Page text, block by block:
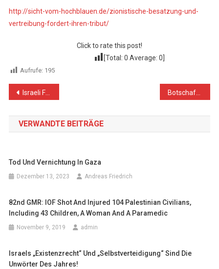
http://sicht-vom-hochblauen.de/zionistische-besatzung-und-
vertreibung-fordert-ihren-tribut/
Click to rate this post!
[Total: 0 Average: 0
Aufrufe: 195
Beitragsnavigation
Israeli Forces Execute Palestinian Civilian at Point-Blank Range in al-Far’ah Refugee Camp Botschafterin Dr. Daibes: „Status-Veränderungen von Jerusalem sind inakzeptabel“
VERWANDTE BEITRÄGE
Tod Und Vernichtung In Gaza
Dezember 13, 2023 Andreas Friedrich
82nd GMR: IOF Shot And Injured 104 Palestinian Civilians,
Including 43 Children, A Woman And A Paramedic
November 9, 2019 admin
Israels „Existenzrecht“ Und „Selbstverteidigung“ Sind Die
Unwörter Des Jahres!